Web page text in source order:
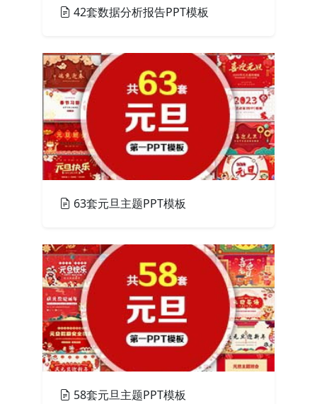
42套数据分析报告PPT模板
63套元旦主题PPT模板
58套元旦主题PPT模板